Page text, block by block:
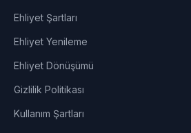
Ehliyet Şartları
Ehliyet Yenileme
Ehliyet Dönüşümü
Gizlilik Politikası
Kullanım Şartları